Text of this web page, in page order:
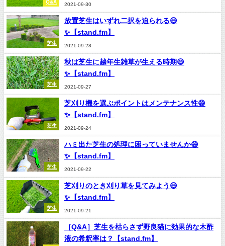
Q&A
2021-09-30
芝生
放置芝生はいずれ二択を迫られる😄
✨【stand.fm】
2021-09-28
芝生
秋は芝生に越年生雑草が生える時期😄
✨【stand.fm】
2021-09-27
芝生
芝刈り機を選ぶポイントはメンテナンス性😄
✨【stand.fm】
2021-09-24
芝生
ハミ出た芝生の処理に困っていませんか😄
✨【stand.fm】
2021-09-22
芝生
芝刈りのとき刈り草を見てみよう😄
✨【stand.fm】
2021-09-21
［Q&A］芝生を枯らさず野良猫に効果的な木酢
液の希釈率は？【stand.fm】